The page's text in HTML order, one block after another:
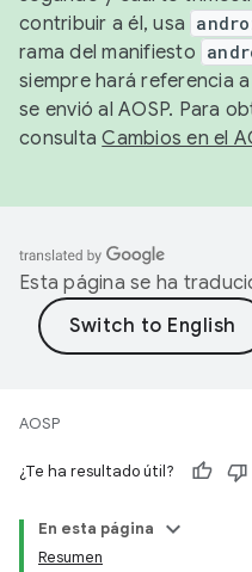
contribuir a él, usa
rama del manifiesto
siempre hará referencia
se envió al AOSP. Para
consultaCambios en el
Esta página se ha
AOSP
¿Te ha resultado útil?
En esta página
Resumen